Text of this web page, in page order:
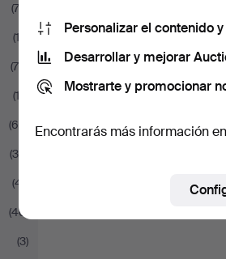
(74)
(12)
(76)
(13)
(66)
(36)
(41)
(46)
(3)
Personalizar el contenido
Desarrollar y mejorar
Mostrarte y promocionar
Encontrarás más información